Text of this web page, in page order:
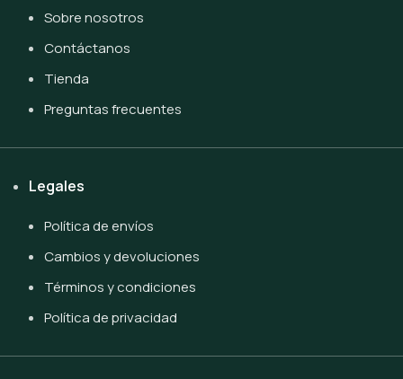
Sobre nosotros
Contáctanos
Tienda
Preguntas frecuentes
Legales
Política de envíos
Cambios y devoluciones
Términos y condiciones
Política de privacidad